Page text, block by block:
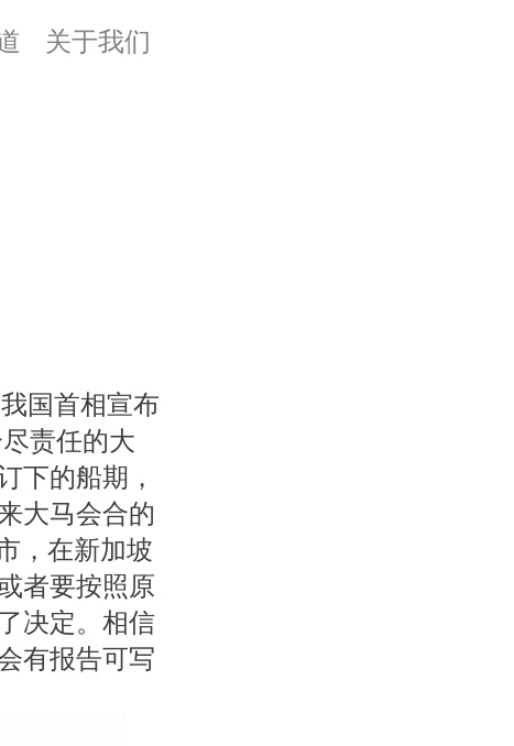
关于我们
国首相宣布
责任的大
下的船期，
大马会合的
，在新加坡
者要按照原
决定。相信
有报告可写